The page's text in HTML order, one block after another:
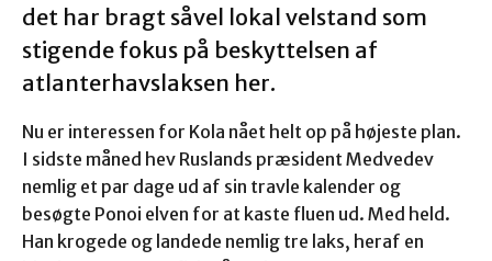
det har bragt såvel lokal velstand som
stigende fokus på beskyttelsen af
atlanterhavslaksen her.
Nu er interessen for Kola nået helt op på højeste plan.
I sidste måned hev Ruslands præsident Medvedev
nemlig et par dage ud af sin travle kalender og
besøgte Ponoi elven for at kaste fluen ud. Med held.
Han krogede og landede nemlig tre laks, heraf en